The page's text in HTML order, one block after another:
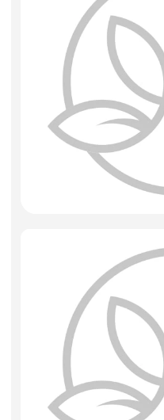
Искусственные цветы и растения
Декоративные вазы, кашпо
Игрушки мягкие
Изделия из металла